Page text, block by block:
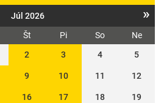
Júl 2026 »
Št Pi So
Ne
2 3 4 5
9 10 11 12
16 17 18 19